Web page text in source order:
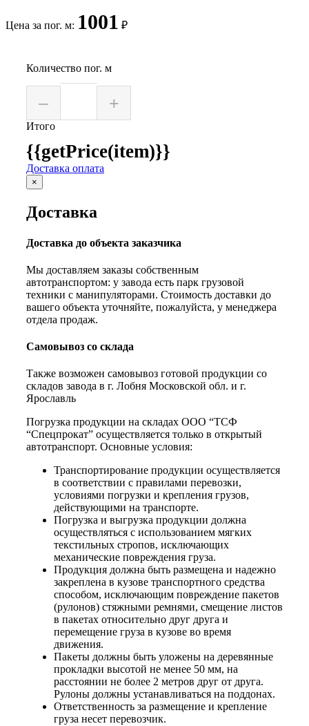
Цена за пог. м: 1001 ₽
Количество пог. м
– +
Итого
{{getPrice(item)}}
Доставка оплата
×
Доставка
Доставка до объекта заказчика
Мы доставляем заказы собственным
автотранспортом: у завода есть парк грузовой
техники с манипуляторами. Стоимость доставки до
вашего объекта уточняйте, пожалуйста, у менеджера
отдела продаж.
Самовывоз со склада
Также возможен самовывоз готовой продукции со
складов завода в г. Лобня Московской обл. и г.
Ярославль
Погрузка продукции на складах ООО “ТСФ
“Спецпрокат” осуществляется только в открытый
автотранспорт. Основные условия:
Транспортирование продукции осуществляется
в соответствии с правилами перевозки,
условиями погрузки и крепления грузов,
действующими на транспорте.
Погрузка и выгрузка продукции должна
осуществляться с использованием мягких
текстильных стропов, исключающих
механические повреждения груза.
Продукция должна быть размещена и надежно
закреплена в кузове транспортного средства
способом, исключающим повреждение пакетов
(рулонов) стяжными ремнями, смещение листов
в пакетах относительно друг друга и
перемещение груза в кузове во время
движения.
Пакеты должны быть уложены на деревянные
прокладки высотой не менее 50 мм, на
расстоянии не более 2 метров друг от друга.
Рулоны должны устанавливаться на поддонах.
Ответственность за размещение и крепление
груза несет перевозчик.